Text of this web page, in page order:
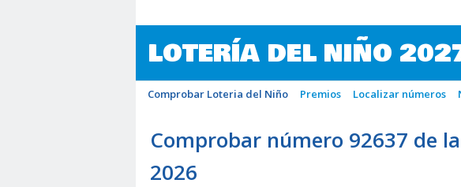
LOTERÍA DEL NIÑO
Comprobar Loteria del Niño Premios Localizar números
Comprobar número 92637 de
2026